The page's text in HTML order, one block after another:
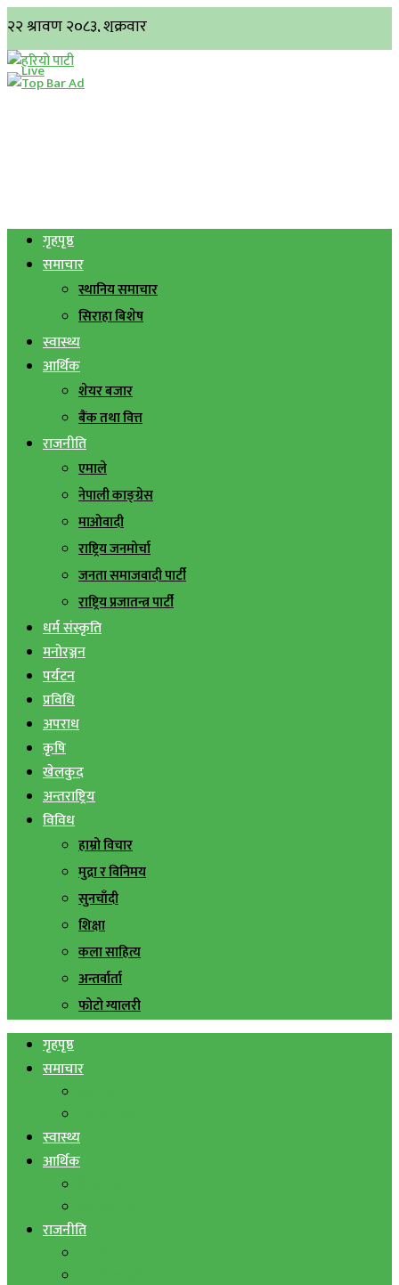
गृहपृष्ठ
समाचार
स्थानिय समाचार
सिराहा बिशेष
स्वास्थ्य
आर्थिक
शेयर बजार
बैंक तथा वित्त
राजनीति
एमाले
नेपाली काङ्ग्रेस
माओवादी
राष्ट्रिय जनमोर्चा
जनता समाजवादी पार्टी
राष्ट्रिय प्रजातन्त्र पार्टी
धर्म संस्कृति
मनोरञ्जन
पर्यटन
प्रविधि
अपराध
कृषि
खेलकुद
अन्तराष्ट्रिय
विविध
हाम्रो विचार
मुद्रा र विनिमय
सुनचाँदी
शिक्षा
कला साहित्य
अन्तर्वार्ता
फोटो ग्यालरी
गृहपृष्ठ
समाचार
स्वास्थ्य
आर्थिक
राजनीति